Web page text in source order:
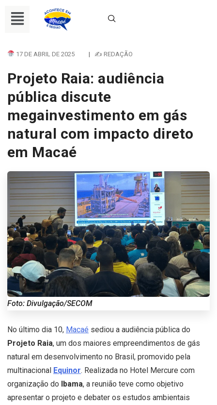
17 DE ABRIL DE 2025 | ✍ REDAÇÃO
Projeto Raia: audiência
pública discute
megainvestimento em gás
natural com impacto direto
em Macaé
Foto: Divulgação/SECOM
No último dia 10, Macaé sediou a audiência pública do
Projeto Raia, um dos maiores empreendimentos de gás
natural em desenvolvimento no Brasil, promovido pela
multinacional Equinor. Realizada no Hotel Mercure com
organização do Ibama, a reunião teve como objetivo
apresentar o projeto e debater os estudos ambientais